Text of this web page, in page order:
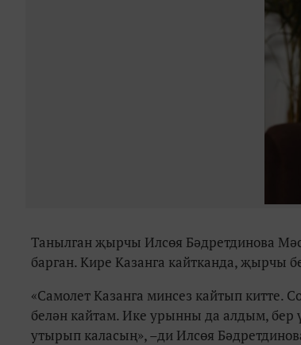
Танылган җырчы Илсөя Бәдретдинова
барган. Кире Казанга кайтканда, җырчы
«Самолет Казанга минсез кайтып китте.
белән кайтам. Ике урынны да алдым, бер
утырып каласың», –ди Илсөя